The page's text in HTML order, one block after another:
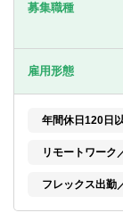
募集職種
雇用形態
年間休日120日
リモートワーク
フレックス出勤